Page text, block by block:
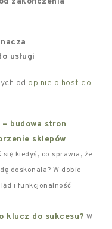
usługi.
od opinie o hostido.
budowa stron
sklepów
się kiedyś, co sprawia, że
doskonała? W dobie
i funkcjonalność
klucz do sukcesu? W